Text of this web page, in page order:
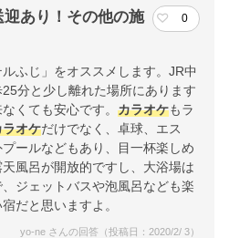
あり！その他の施
0
ふじ」をオススメします。JR中
分と少し離れた場所にあります
くても安心です。 カラオケもラ
ラオケだけでなく、卓球、エス
ールなどもあり、目一杯楽しめ
風呂が開放的ですし、大浴場は
ジェットバスや泡風呂なども楽
だと思いますよ。
yo-ne さんの回答（投稿日：2020/2/ 3）